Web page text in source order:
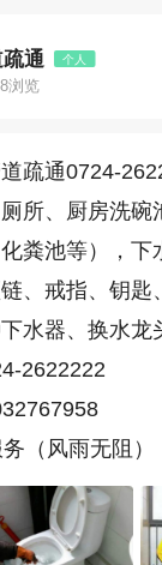
通 个人
浏览
疏通0724-
所、厨房洗碗
粪池等），下
、戒指、钥匙
水器、换水龙
2622222
（风雨无阻）